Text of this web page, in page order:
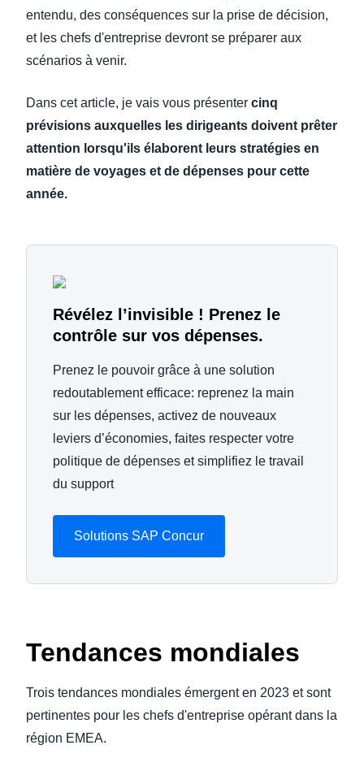
entendu, des conséquences sur la prise de décision,
et les chefs d'entreprise devront se préparer aux
scénarios à venir.
Dans cet article, je vais vous présenter cinq
prévisions auxquelles les dirigeants doivent prêter
attention lorsqu'ils élaborent leurs stratégies en
matière de voyages et de dépenses pour cette
année.
Révélez l’invisible ! Prenez le
contrôle sur vos dépenses.
Prenez le pouvoir grâce à une solution
redoutablement efficace: reprenez la main
sur les dépenses, activez de nouveaux
leviers d’économies, faites respecter votre
politique de dépenses et simplifiez le travail
du support
Solutions SAP Concur
Tendances mondiales
Trois tendances mondiales émergent en 2023 et sont
pertinentes pour les chefs d'entreprise opérant dans la
région EMEA.